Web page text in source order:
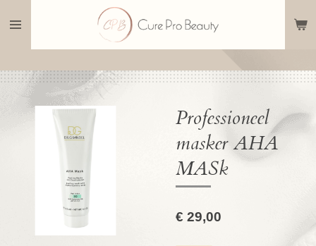
direct
hoofdinhoud
Professioneel
masker AHA
MASk
€ 29,00